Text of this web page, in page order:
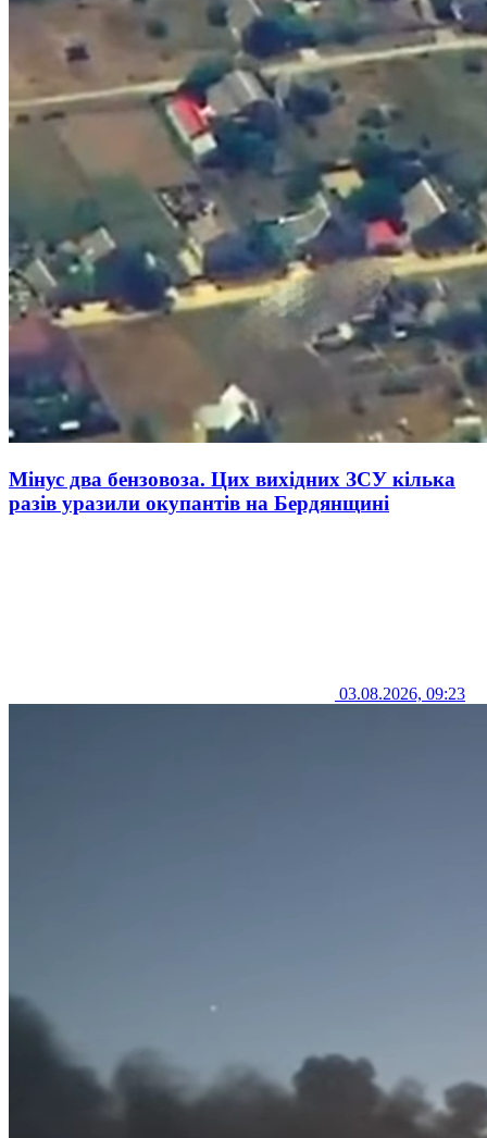
Мінус два бензовоза. Цих вихідних ЗСУ кілька
разів уразили окупантів на Бердянщині
03.08.2026, 09:23